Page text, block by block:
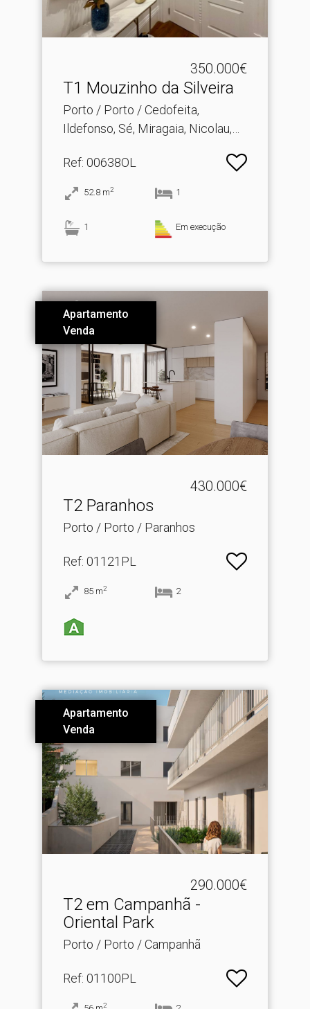
350.000€
T1 Mouzinho da Silveira
Porto / Porto / Cedofeita,
Ildefonso, Sé, Miragaia, Nicolau,
Ref: 00638OL
52.8 m2 1
1 Em execução
Apartamento
Venda
430.000€
T2 Paranhos
Porto / Porto / Paranhos
Ref: 01121PL
85 m2 2
Apartamento
Venda
290.000€
T2 em Campanhã -
Oriental Park
Porto / Porto / Campanhã
Ref: 01100PL
2